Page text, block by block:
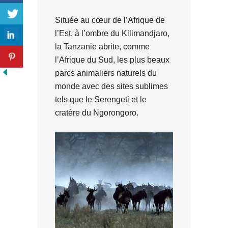
Située au cœur de l’Afrique de
l’Est, à l’ombre du Kilimandjaro,
la Tanzanie abrite, comme
l’Afrique du Sud, les plus beaux
parcs animaliers naturels du
monde avec des sites sublimes
tels que le Serengeti et le
cratère du Ngorongoro.